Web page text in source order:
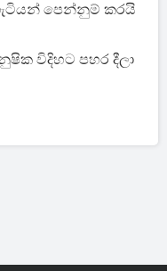
පළඟැටියන් පෙන්නුම් කරයි
විදිහට පහර දීලා